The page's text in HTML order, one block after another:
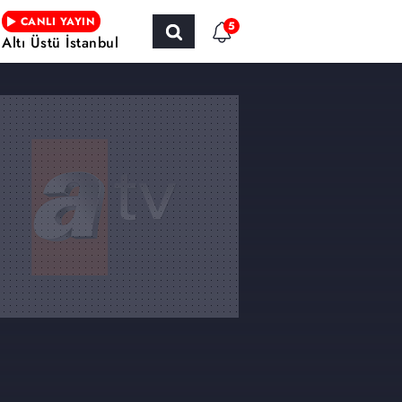
CANLI YAYIN
Altı Üstü İstanbul
5